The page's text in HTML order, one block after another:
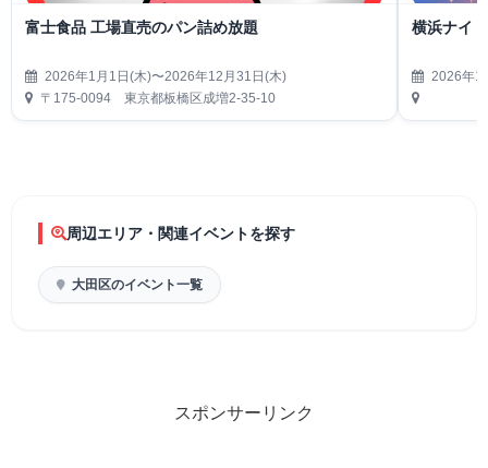
富士食品 工場直売のパン詰め放題
2026年1月1日(木)〜2026年12月31日(木)
〒175-0094 東京都板橋区成増2-35-10
横浜ナイ
2026年1
周辺エリア・関連イベントを探す
大田区のイベント一覧
スポンサーリンク